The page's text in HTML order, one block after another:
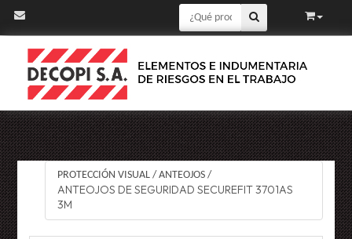
PROTECCIÓN VISUAL /ANTEOJOS /
ANTEOJOS DE SEGURIDAD SECUREFIT 3701AS
3M